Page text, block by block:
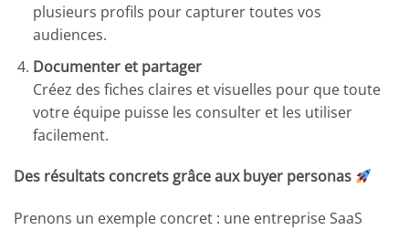
plusieurs profils pour capturer toutes vos
audiences.
Documenter et partager
Créez des fiches claires et visuelles pour que toute
votre équipe puisse les consulter et les utiliser
facilement.
Des résultats concrets grâce aux buyer personas
Prenons un exemple concret : une entreprise SaaS